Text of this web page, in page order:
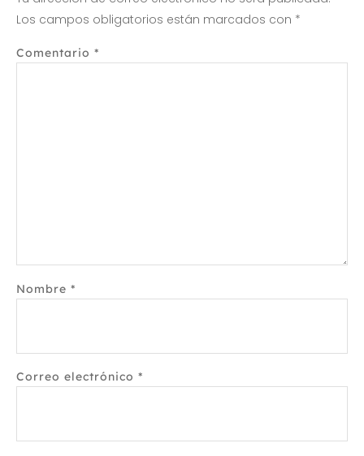
Los campos obligatorios están marcados con *
Comentario *
Nombre *
Correo electrónico *